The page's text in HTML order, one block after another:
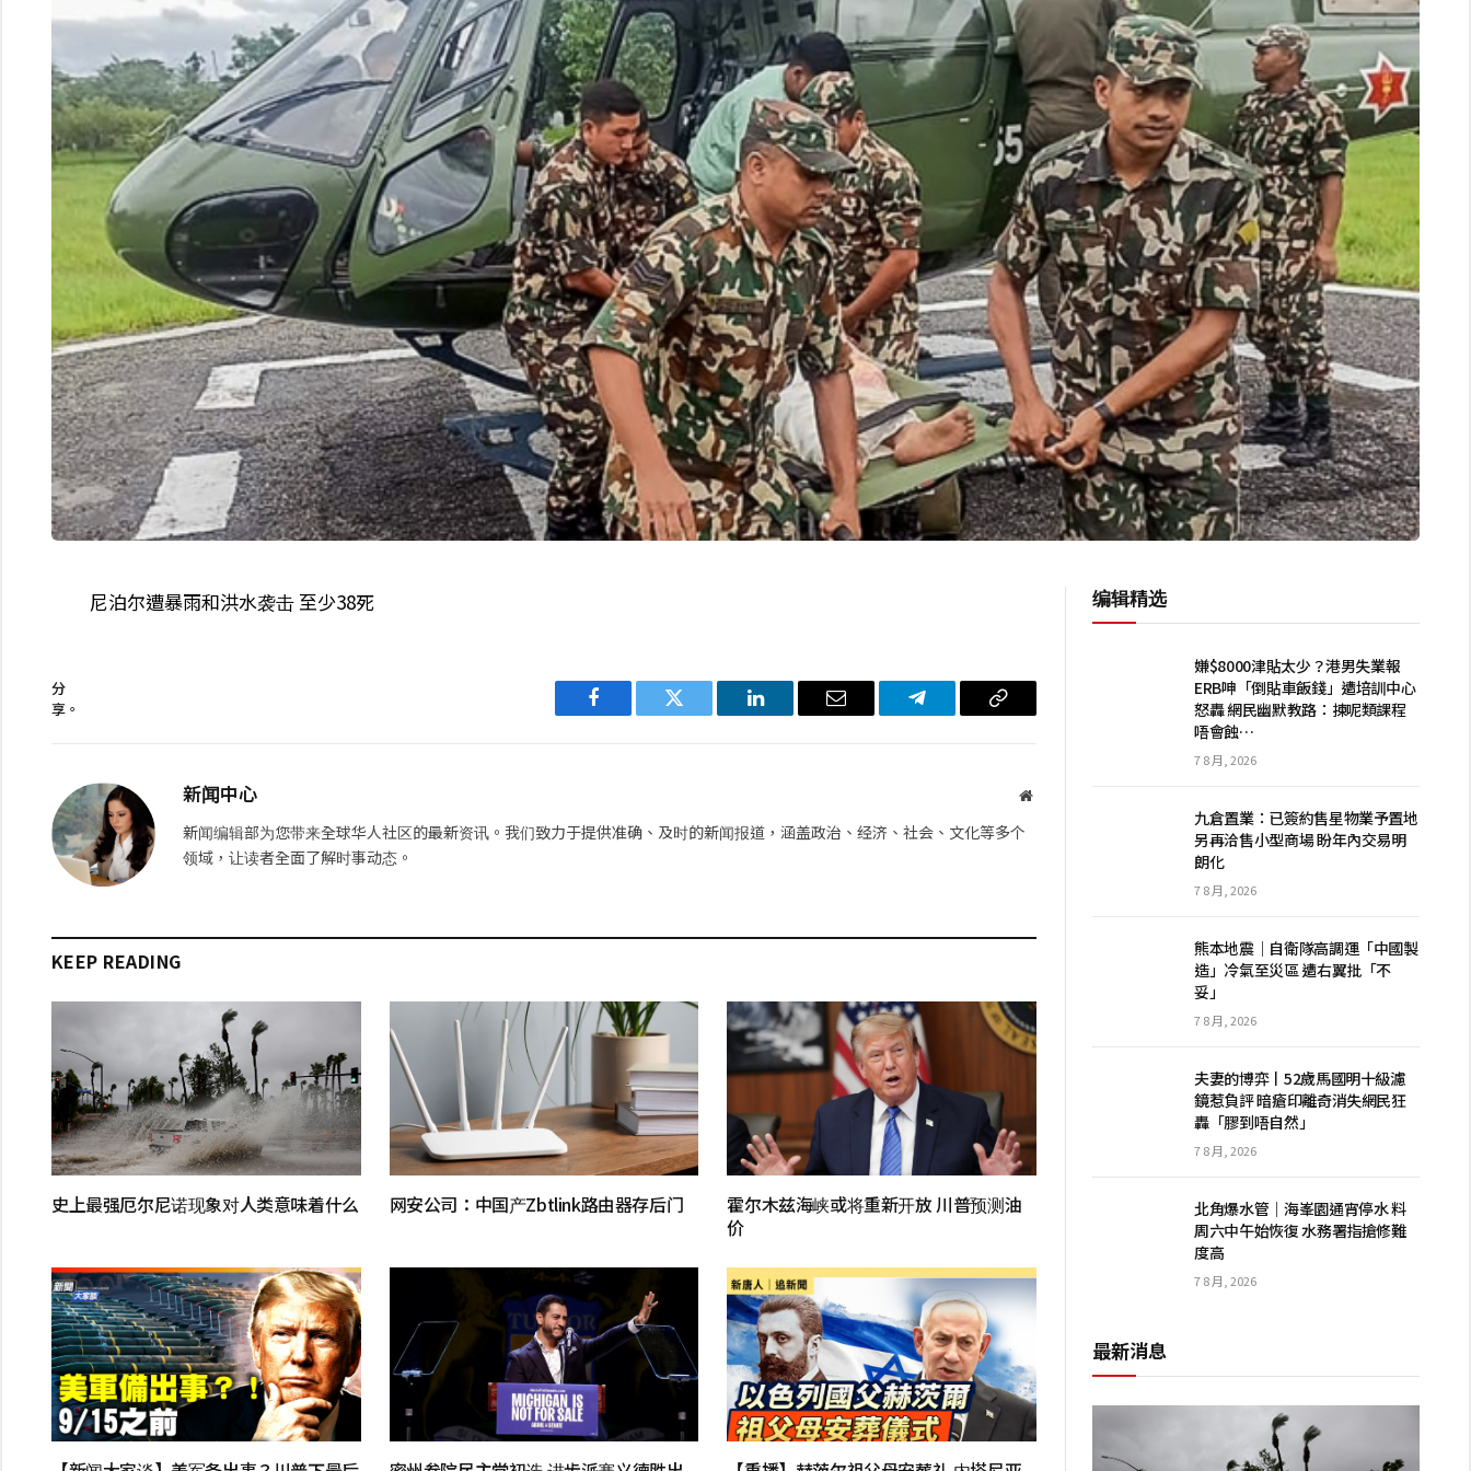
尼泊尔遭暴雨和洪水袭击 至少38死
分
享。
Facebook Twitter LinkedIn 电
Telegram 复
新闻中心
网
新闻编辑部为您带来全球华人社区的最新资讯。我们致力于提供准确、及时的新闻报道，涵盖政治、经济、社会、文化等多个
领域，让读者全面了解时事动态。
KEEP READING
史上最强厄尔尼诺现象对人类意味着什么 网安公司：中国产Zbtlink路由器存后门
霍尔木兹海峡或将重新开放 川普预测油
价
编辑精选
嫌$8000津貼太少？港男失業報
ERB呻「倒貼車飯錢」遭培訓中心
怒轟 網民幽默教路：揀呢類課程
唔會蝕…
7 8 月, 2026
九倉置業：已簽約售星物業予置地
另再洽售小型商場 盼年內交易明
朗化
7 8 月, 2026
熊本地震｜自衛隊高調運「中國製
造」冷氣至災區 遭右翼批「不
妥」
7 8 月, 2026
夫妻的博弈丨52歲馬國明十級濾
鏡惹負評 暗瘡印離奇消失網民狂
轟「膠到唔自然」
7 8 月, 2026
北角爆水管｜海峯園通宵停水 料
周六中午始恢復 水務署指搶修難
度高
7 8 月, 2026
最新消息